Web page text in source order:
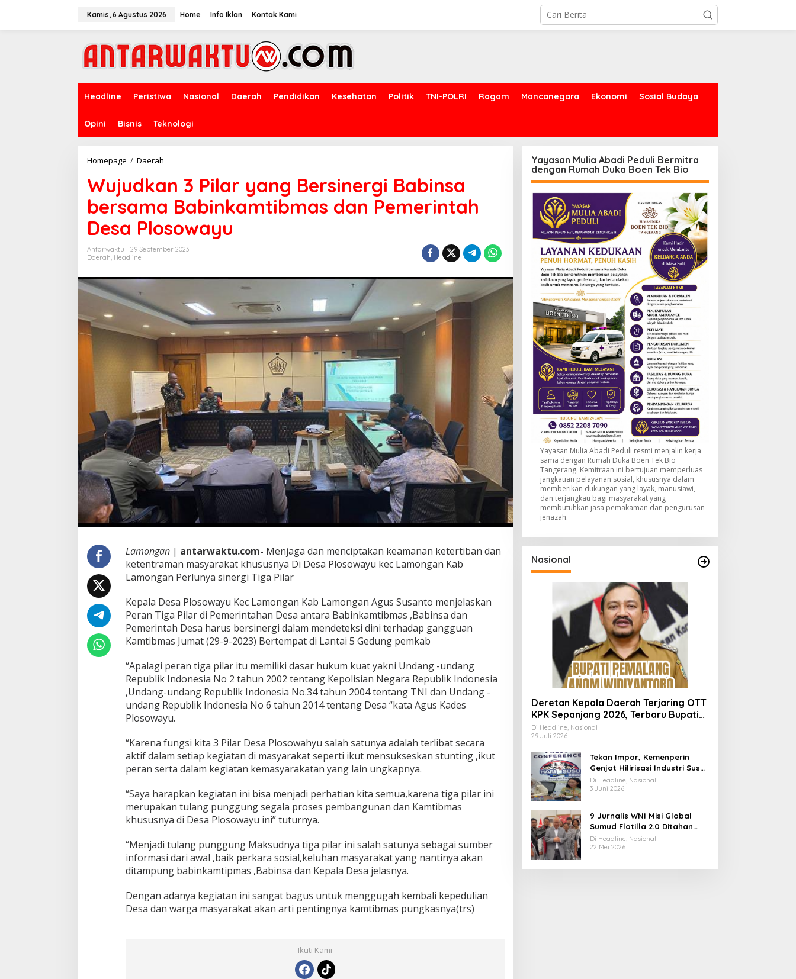
Kamis, 6 Agustus 2026 Home Info Iklan Kontak Kami
Headline Peristiwa Nasional Daerah Pendidikan Kesehatan Politik TNI-POLRI Ragam Mancanegara Ekonomi Sosial Budaya
Opini Bisnis Teknologi
Homepage / Daerah
Pilar
yang
Bersinergi
Babinsa
bersama
Babinkamtibmas
dan
Plosowayu
Wujudkan 3 Pilar yang Bersinergi Babinsa
bersama Babinkamtibmas dan Pemerintah
Desa Plosowayu
Antarwaktu
29 September 2023
Daerah, Headline
Lamongan| antarwaktu.com- Menjaga dan menciptakan keamanan ketertiban dan
ketentraman masyarakat khususnya Di Desa Plosowayu kec Lamongan Kab
Lamongan Perlunya sinergi Tiga Pilar
Kepala Desa Plosowayu Kec Lamongan Kab Lamongan Agus Susanto menjelaskan
Peran Tiga Pilar di Pemerintahan Desa antara Babinkamtibmas ,Babinsa dan
Pemerintah Desa harus bersinergi dalam mendeteksi dini terhadap gangguan
Kamtibmas Jumat (29-9-2023) Bertempat di Lantai 5 Gedung pemkab
“Apalagi peran tiga pilar itu memiliki dasar hukum kuat yakni Undang -undang
Republik Indonesia No 2 tahun 2002 tentang Kepolisian Negara Republik Indonesia
,Undang-undang Republik Indonesia No.34 tahun 2004 tentang TNI dan Undang -
undang Republik Indonesia No 6 tahun 2014 tentang Desa “kata Agus Kades
Plosowayu.
“Karena fungsi kita 3 Pilar Desa Plosowahyu salah satunya adalah terlibat secara
aktif dalam setiap kegiatan di masyarakat seperti ikut mensukseskan stunting ,ikut
peran serta dalam kegiatan kemasyarakatan yang lain ungkapnya.
“Saya harapkan kegiatan ini bisa menjadi perhatian kita semua,karena tiga pilar ini
merupakan tulang punggung segala proses pembangunan dan Kamtibmas
khususnya di Desa Plosowayu ini” tuturnya.
“Menjadi tulang punggung Maksudnya tiga pilar ini salah satunya sebagai sumber
informasi dari awal ,baik perkara sosial,keluhan masyarakat yang nantinya akan
ditampung babinkamtipmas ,Babinsa dan Kepala Desa jelasnya.
Dengan adanya kegiatan ini sangat bagus untuk menggugah kembali kepedulian
Desa dan warga masyarakat akan arti pentingnya kamtibmas pungkasnya(trs)
Ikuti Kami
Yayasan Mulia Abadi Peduli Bermitra
dengan Rumah Duka Boen Tek Bio
Yayasan Mulia Abadi Peduli resmi menjalin kerja
sama dengan Rumah Duka Boen Tek Bio
Tangerang. Kemitraan ini bertujuan memperluas
jangkauan pelayanan sosial, khususnya dalam
memberikan dukungan yang layak, manusiawi,
dan terjangkau bagi masyarakat yang
membutuhkan jasa pemakaman dan pengurusan
jenazah.
Nasional
Deretan Kepala Daerah Terjaring OTT
KPK Sepanjang 2026, Terbaru Bupati
Pemalang Anom Widiyantoro
Di Headline, Nasional
29 Juli 2026
Tekan Impor, Kemenperin
Genjot Hilirisasi Industri Susu
Lewat Momen Hari Susu
Nusantara 2026
Di Headline, Nasional
3 Juni 2026
9 Jurnalis WNI Misi Global
Sumud Flotilla 2.0 Ditahan
Militer Israel, Kini Dibebaskan
dan Dievakuasi ke Istanbul
Di Headline, Nasional
22 Mei 2026